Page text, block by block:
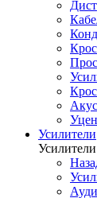
Усилители
Усилители